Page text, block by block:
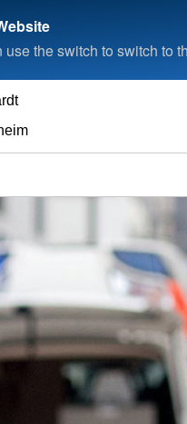
the switch to switch to